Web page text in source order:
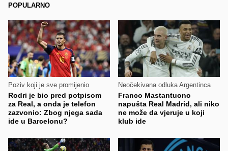
POPULARNO
Poziv koji je sve promijenio
Rodri je bio pred potpisom
za Real, a onda je telefon
zazvonio: Zbog njega sada
ide u Barcelonu?
Neočekivana odluka Argentinca
Franco Mastantuono
napušta Real Madrid, ali niko
ne može da vjeruje u koji
klub ide